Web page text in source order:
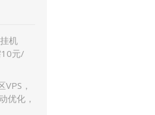
机
元/
，
优化，